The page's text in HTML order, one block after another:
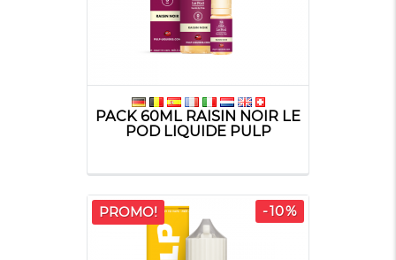
PACK 60ML RAISIN NOIR LE
POD LIQUIDE PULP
PROMO! -10%